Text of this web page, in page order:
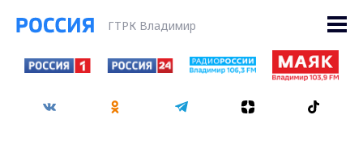
ГТРК Владимир